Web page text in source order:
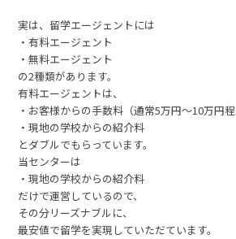
実は、留学エージェントには
・有料エージェント
・無料エージェント
の2種類があります。
有料エージェントは、
・お客様からの手数料（通常5万円～10万円程
・現地の学校からの紹介料
とダブルでもらっています。
当センターは
・現地の学校からの紹介料
だけで運営しているので、
その分リーズナブルに、
最安値で留学を実現していただています。